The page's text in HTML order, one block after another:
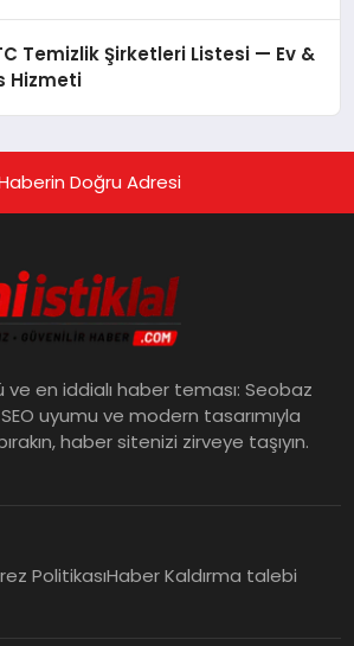
Temizlik Şirketleri Listesi — Ev &
Hizmeti
Doğru Adresi
ve en iddialı haber teması: Seobaz
SEO uyumu ve modern tasarımıyla
haber sitenizi zirveye taşıyın.
PolitikasıHaber Kaldırma talebi